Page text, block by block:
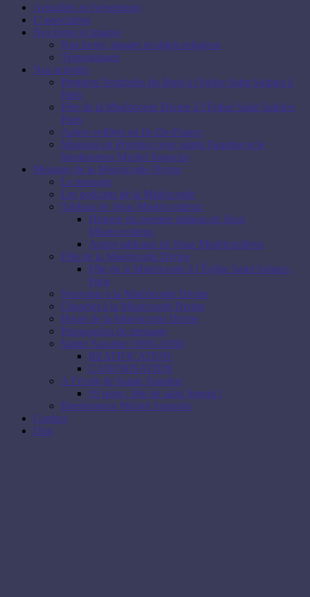
Actualités et évènements
L’association
Nos livres et images
Nos livres, images et objets religieux
Témoignages
Nos activités
Premiers Vendredis du Mois à l’église Saint Sulpice à
Paris
Fête de la Miséricorde Divine à l’Église Saint Sulpice,
Paris
Autres veillées en Ile-De-France
Missions en Province avec sainte Faustine et le
bienheureux Michel Sopocko
Message de la Miséricorde Divine
Le message
Les podcasts de la Miséricorde
Tableau de Jésus Miséricordieux
Histoire du premier tableau de Jésus
Miséricordieux
Autres tableaux de Jésus Miséricordieux
Fête de la Miséricorde Divine
Fête de la Miséricorde à l’Église Saint Sulpice,
Paris
Neuvaine à la Miséricorde Divine
Chapelet à la Miséricorde Divine
Heure de la Miséricorde Divine
Propagation du message
Sainte Faustine (1905-1938)
BEATIFICATION
CANONISATION
A l’école de Sainte Faustine
19 mars : fête de saint Joseph !
Bienheureux Michel Sopocko
Contact
Don